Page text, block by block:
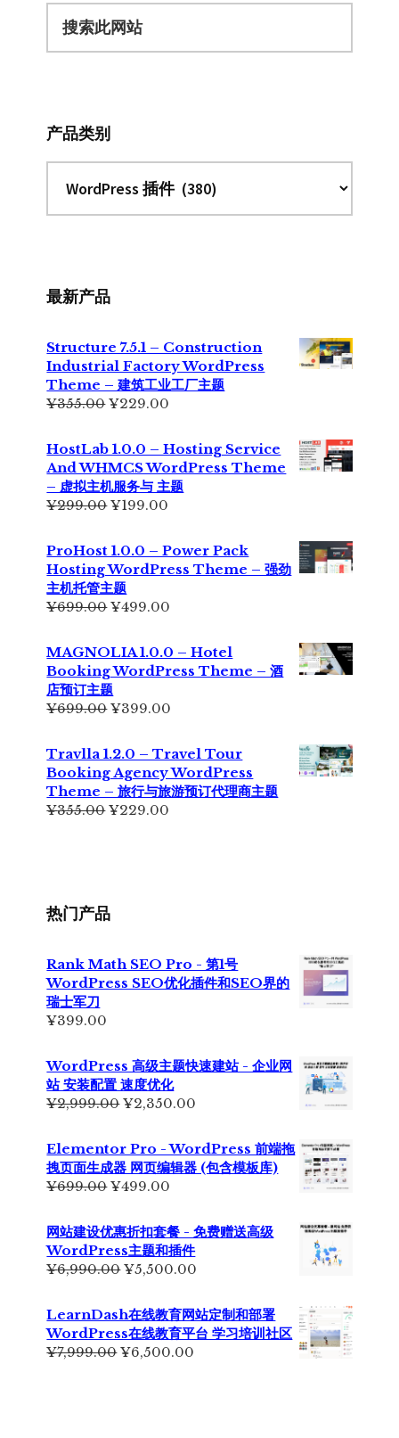
产品类别
最新产品
Structure 7.5.1 – Construction
Industrial Factory WordPress
Theme – 建筑工业工厂主题
¥355.00原
为：
¥355.00。
¥229.00
价
格
为：
¥229.00。
HostLab 1.0.0 – Hosting Service
And WHMCS WordPress Theme
– 虚拟主机服务与 主题
¥299.00原
为：
¥299.00。
¥199.00
价
格
为：
ProHost 1.0.0 – Power Pack
Hosting WordPress Theme – 强劲
主机托管主题
¥699.00原
为：
¥699.00。
¥499.00
价
格
为：
MAGNOLIA 1.0.0 – Hotel
Booking WordPress Theme – 酒
店预订主题
¥699.00原
为：
¥699.00。
¥399.00
格
为：
¥399.00。
Travlla 1.2.0 – Travel Tour
Booking Agency WordPress
Theme – 旅行与旅游预订代理商主题
¥355.00原
¥229.00
热门产品
Rank Math SEO Pro - 第1号
WordPress SEO优化插件和SEO界的
瑞士军刀
¥399.00
WordPress 高级主题快速建站 - 企业网
站 安装配置 速度优化
¥2,999.00原
为：
¥2,999.00。
¥2,350.00
价
格
为：
Elementor Pro - WordPress 前端拖
拽页面生成器 网页编辑器 (包含模板库)
¥699.00原
为：
¥699.00。
¥499.00
价
格
为：
¥499.00。
网站建设优惠折扣套餐 - 免费赠送高级
WordPress主题和插件
¥6,990.00原
为：
¥6,990.00。
¥5,500.00
价
格
为：
LearnDash在线教育网站定制和部署
WordPress在线教育平台 学习培训社区
¥7,999.00原
¥6,500.00